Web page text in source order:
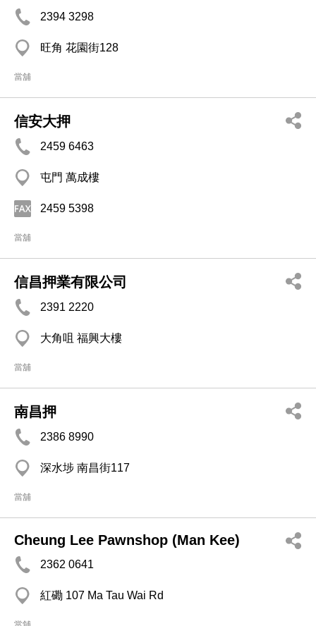
2394 3298
旺角 花園街128
當舖
信安大押
2459 6463
屯門 萬成樓
2459 5398
當舖
信昌押業有限公司
2391 2220
大角咀 福興大樓
當舖
南昌押
2386 8990
深水埗 南昌街117
當舖
Cheung Lee Pawnshop (Man Kee)
2362 0641
紅磡 107 Ma Tau Wai Rd